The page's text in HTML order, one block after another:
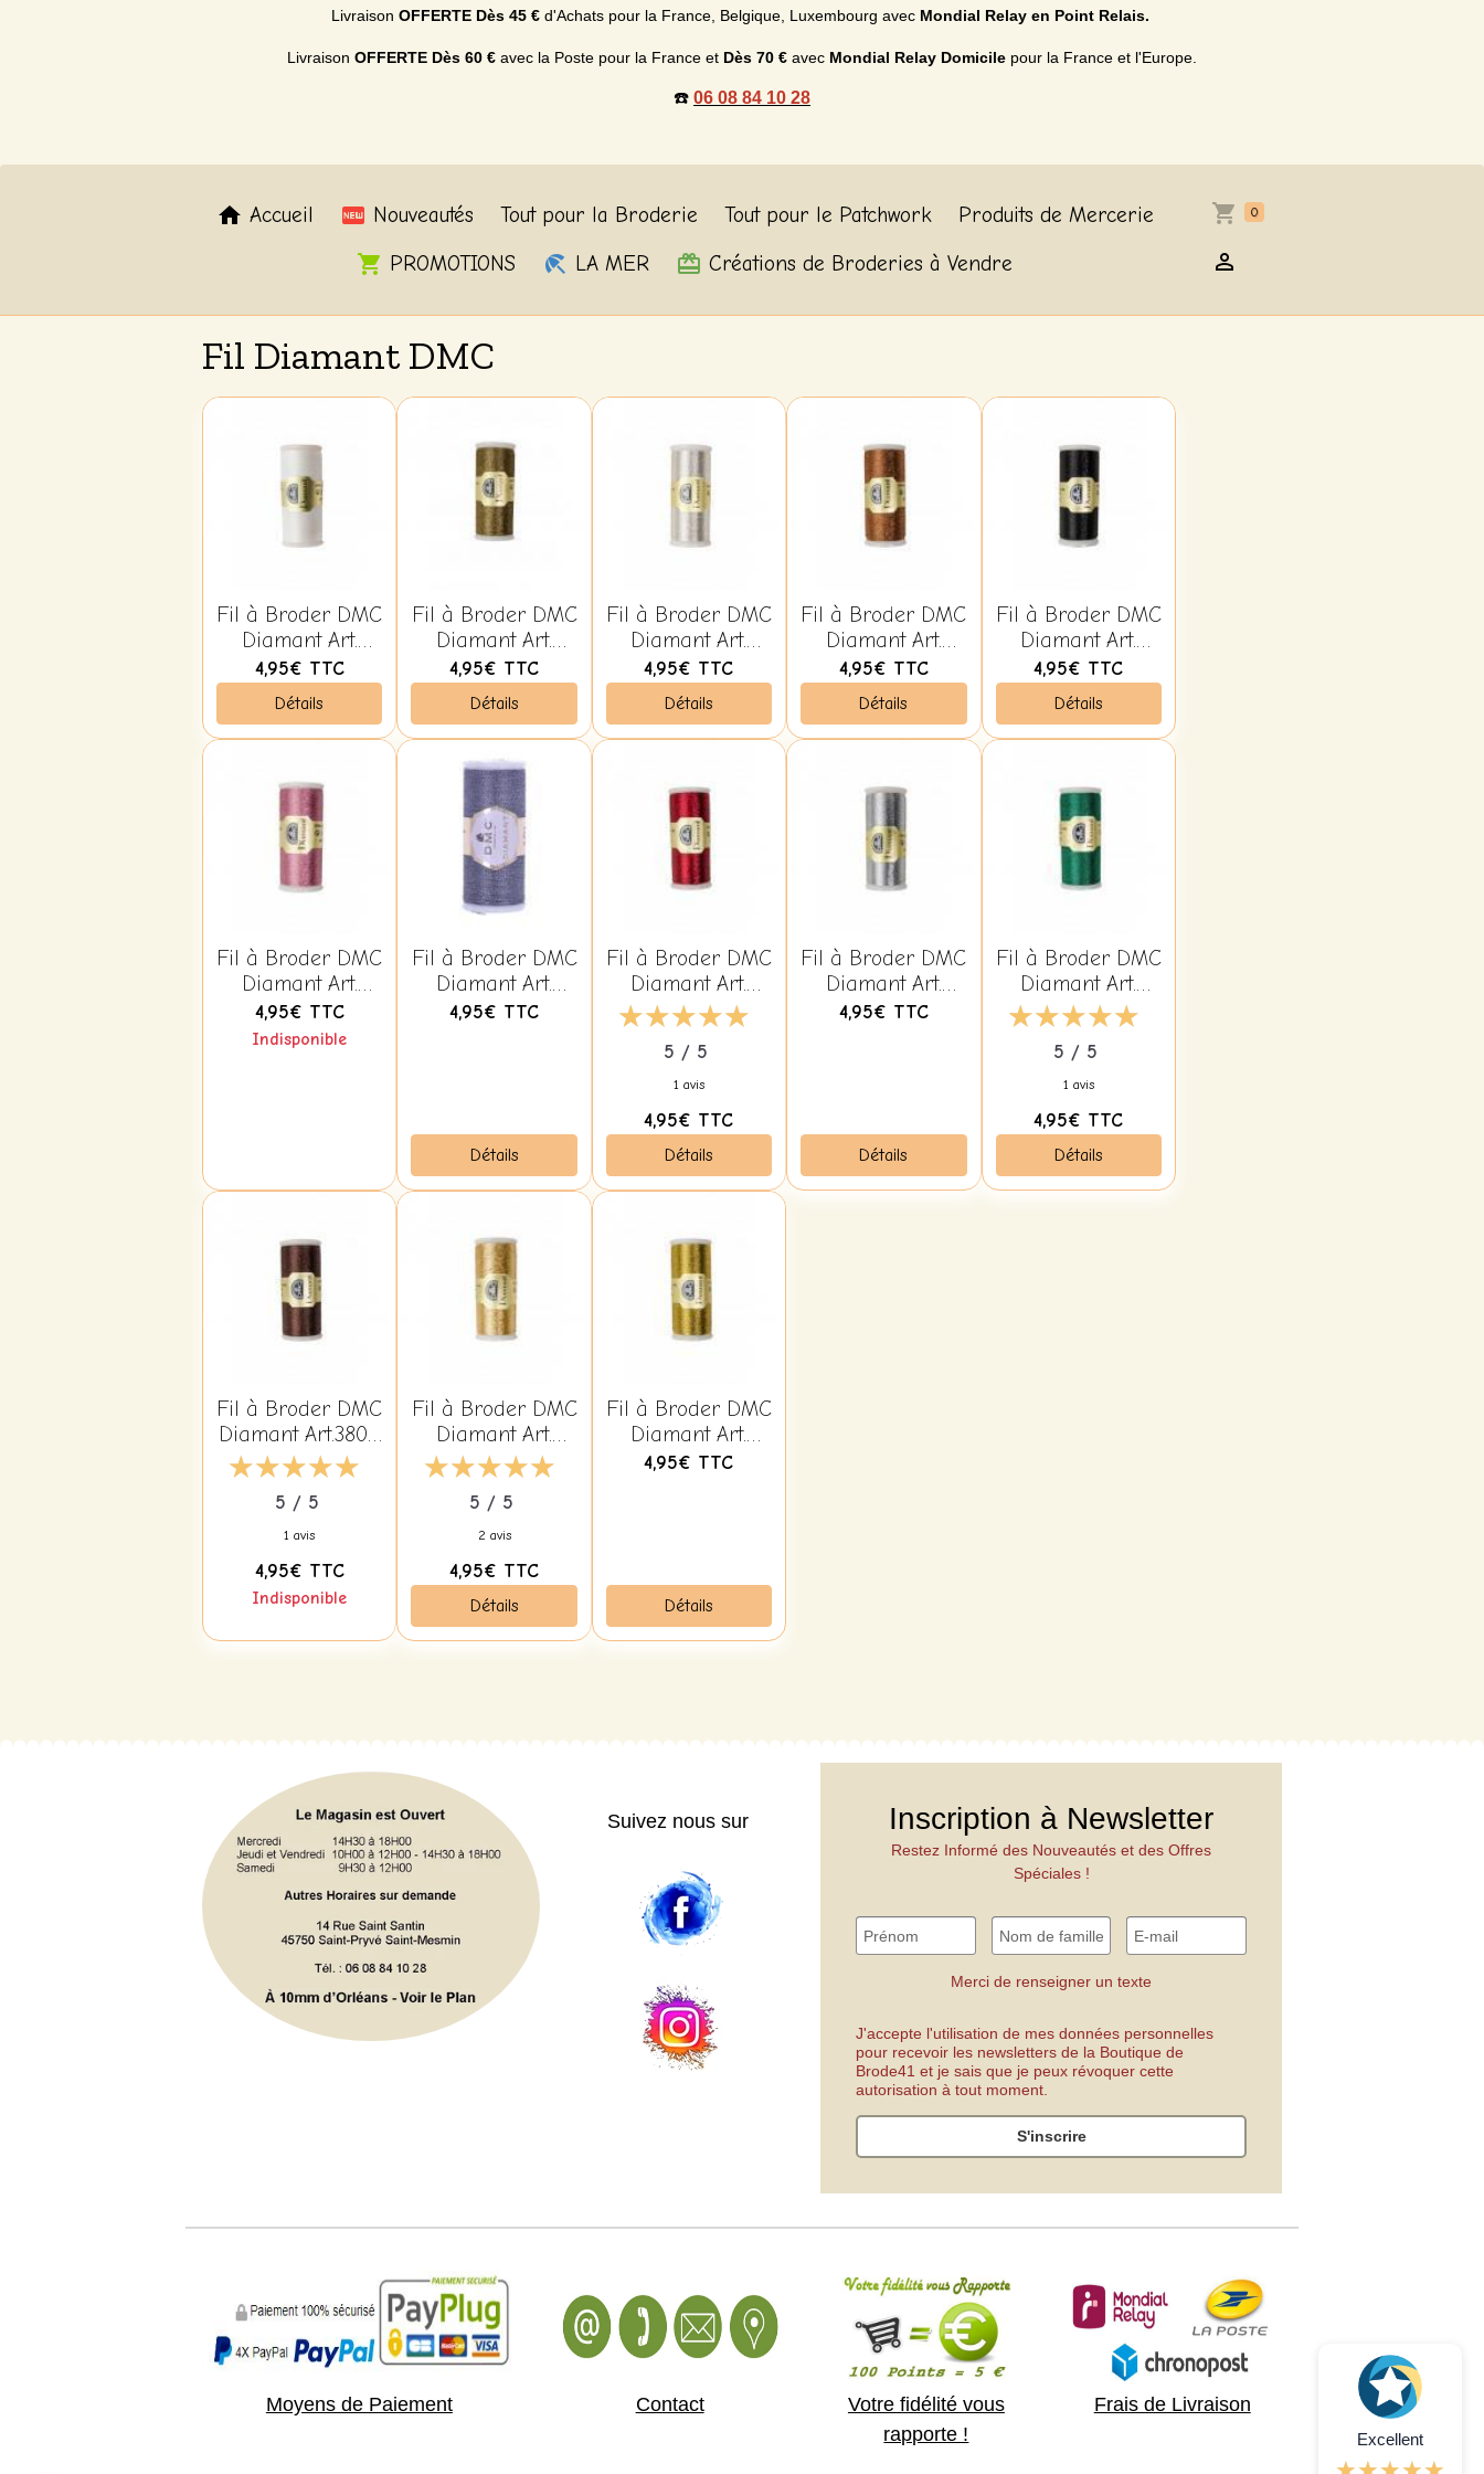
Livraison OFFERTE Dès 45 €d'Achats pour la France, Belgique, Luxembourg avec Mondial Relay en Point Relais.
Livraison OFFERTE Dès 60 € avec la Poste pour la France et Dès 70 € avec Mondial Relay Domicile pour la France et l'Europe.
☎️ 06 08 84 10 28
Accueil Nouveautés Tout pour la Broderie Tout pour le Patchwork
Produits de Mercerie
PROMOTIONS
LA MER Créations de Broderies à Vendre
0
Fil Diamant DMC
Fil à Broder DMC
Diamant Art.
380B D5200
Blanc Irisé
4,95€ TTC
Détails
Fil à Broder DMC
Diamant Art.
380B D140 Or et
Noir
4,95€ TTC
Détails
Fil à Broder DMC
Diamant Art.
380B D168 Argent
Clair
4,95€ TTC
Détails
Fil à Broder DMC
Diamant Art.
380B D301 Cuivre
4,95€ TTC
Détails
Fil à Broder DMC
Diamant Art.
380B D310 Noir
4,95€ TTC
Détails
Fil à Broder DMC
Diamant Art.
380B D316 Rose
4,95€ TTC
Indisponible
Fil à Broder DMC
Diamant Art.
380B D317 Gris
4,95€ TTC
Détails
Fil à Broder DMC
Diamant Art.
380B D321 Rouge
Noël
5 / 5
1 avis
4,95€ TTC
Détails
Fil à Broder DMC
Diamant Art.
380B D415 Argent
4,95€ TTC
Détails
Fil à Broder DMC
Diamant Art.
380B D699 Vert
5 / 5
1 avis
4,95€ TTC
Détails
Fil à Broder DMC
Diamant Art.380B
D898 Chocolat
5 / 5
1 avis
4,95€ TTC
Indisponible
Fil à Broder DMC
Diamant Art.
380B D3821 Or
Clair
5 / 5
2 avis
4,95€ TTC
Détails
Fil à Broder DMC
Diamant Art.
380B D3852 Or
4,95€ TTC
Détails
Suivez nous sur Inscription à Newsletter
Restez Informé des Nouveautés et des Offres
Spéciales !
Merci de renseigner un texte
J'accepte l'utilisation de mes données personnelles
pour recevoir les newsletters de la Boutique de
Brode41 et je sais que je peux révoquer cette
autorisation à tout moment.
S'inscrire
Moyens de Paiement Contact
Votre fidélité vous
rapporte !
Frais de Livraison
Excellent